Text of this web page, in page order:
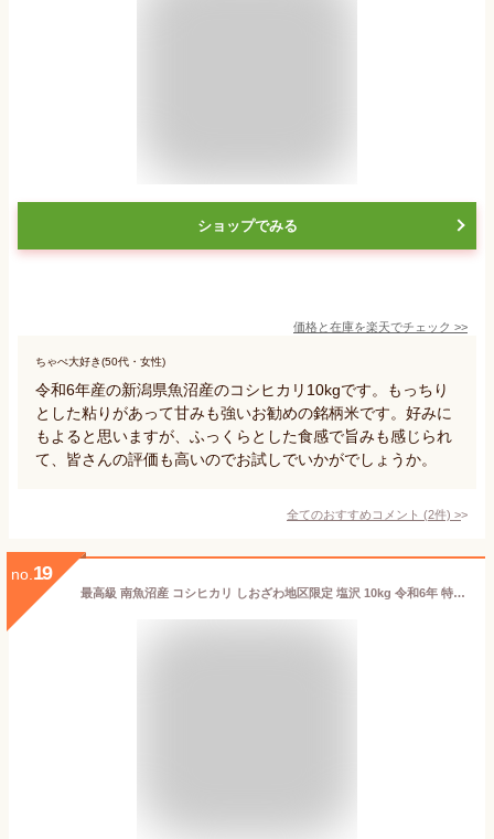
ショップでみる
価格と在庫を楽天でチェック >>
ちゃぺ大好き(50代・女性)
令和6年産の新潟県魚沼産のコシヒカリ10kgです。もっちり
とした粘りがあって甘みも強いお勧めの銘柄米です。好みに
もよると思いますが、ふっくらとした食感で旨みも感じられ
て、皆さんの評価も高いのでお試しでいかがでしょうか。
全てのおすすめコメント (2件) >
no. 19
最高級 南魚沼産 コシヒカリ しおざわ地区限定 塩沢 10kg 令和6年 特A米 一宮精米 5kg×2 米 お米 こしひかり 新潟県 魚沼産 【送料無料】【39ショップ対応】【沖縄県・離島送料必要】